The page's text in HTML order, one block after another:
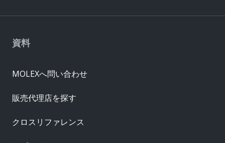
資料
MOLEXへ問い合わせ
販売代理店を探す
クロスリファレンス